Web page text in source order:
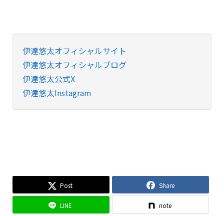
伊達悠太オフィシャルサイト
伊達悠太オフィシャルブログ
伊達悠太公式X
伊達悠太Instagram
Post Share
LINE note